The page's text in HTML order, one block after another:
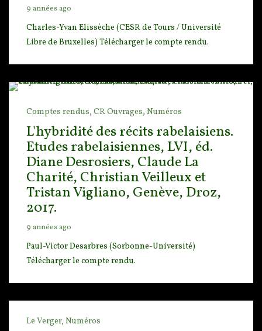
9 années ago
Charles-Yvan Elissèche (CESR de Tours / Université
Libre de Bruxelles) Télécharger le compte rendu.
Comptes rendus, CR Ouvrages, Numéros
L'hybridité des récits rabelaisiens.
Etudes rabelaisiennes, LVI, éd.
Diane Desrosiers, Claude La
Charité, Christian Veilleux et
Tristan Vigliano, Genève, Droz,
2017.
9 années ago
Paul-Victor Desarbres (Sorbonne-Université)
Télécharger le compte rendu.
Le Verger, Numéros